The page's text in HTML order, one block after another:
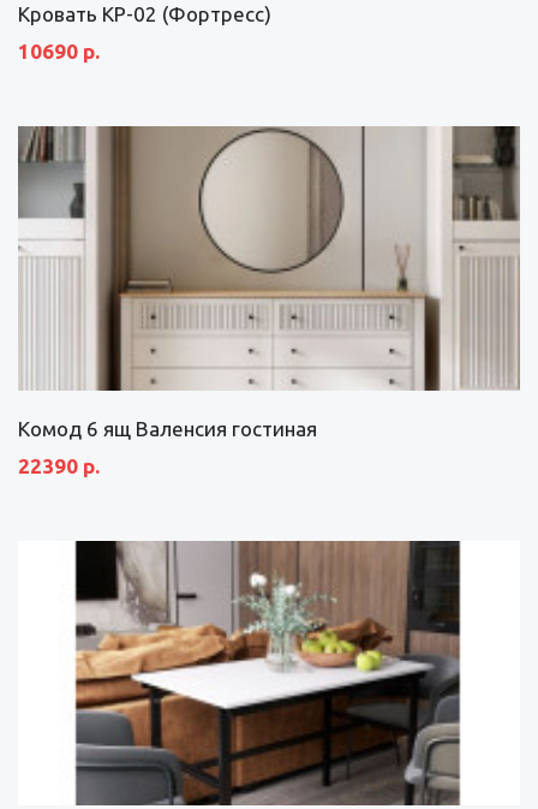
Кровать КР-02 (Фортресс)
10690 р.
Комод 6 ящ Валенсия гостиная
22390 р.